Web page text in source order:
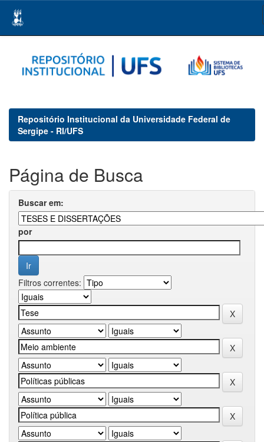
navigation
Repositório Institucional da Universidade Federal de
Sergipe - RI/UFS
Página de Busca
Buscar em:
por
Filtros correntes: